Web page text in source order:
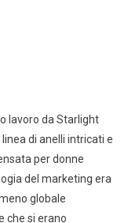
lavoro da Starlight
di anelli intricati e
per donne
del marketing era
globale
che si erano